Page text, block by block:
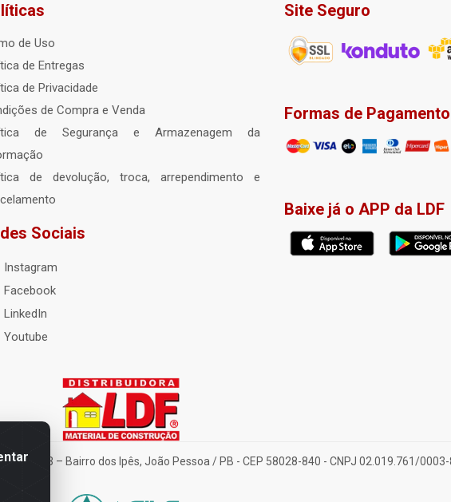
de Uso
de Entregas
de Privacidade
de Compra e Venda
de Segurança e Armazenagem da
de devolução, troca, arrependimento e
Sociais
Instagram
Facebook
LinkedIn
Youtube
Site Seguro
Formas de Pagamento
Baixe já o APP da LDF
203 – Bairro dos Ipês, João Pessoa / PB - CEP 58028-840 - CNPJ 02.019.761/